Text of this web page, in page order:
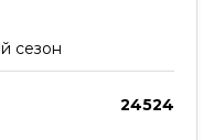
сезон
24524